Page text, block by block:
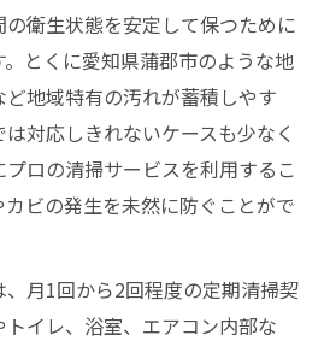
衛生状態を安定して保つために
とくに愛知県蒲郡市のような地
地域特有の汚れが蓄積しやす
対応しきれないケースも少なく
ロの清掃サービスを利用するこ
ビの発生を未然に防ぐことがで
月1回から2回程度の定期清掃契
イレ、浴室、エアコン内部な